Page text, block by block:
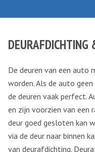
DEURAFDICHTING
De deuren van een auto
worden. Als de auto geen
de deuren vaak perfect.
en zijn voorzien van een
deur goed gesloten kan
via de deur naar binnen
van deurafdichting.